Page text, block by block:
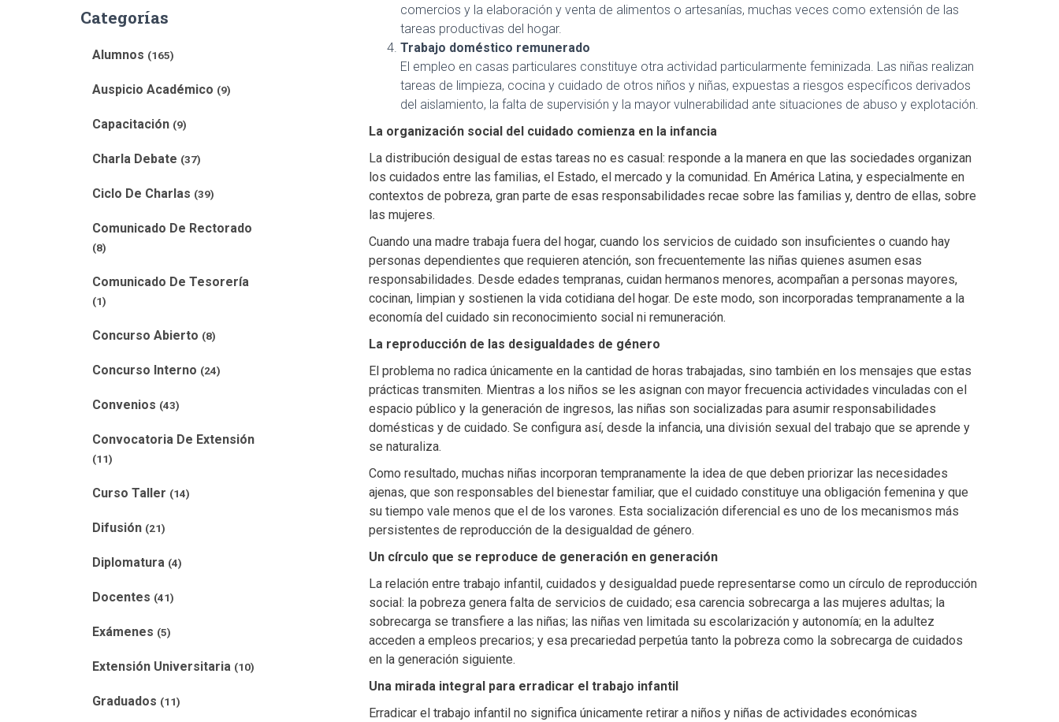
Categorías
Alumnos (165)
Auspicio Académico (9)
Capacitación (9)
Charla Debate (37)
Ciclo De Charlas (39)
Comunicado De Rectorado
(8)
Comunicado De Tesorería
(1)
Concurso Abierto (8)
Concurso Interno (24)
Convenios (43)
Convocatoria De Extensión
(11)
Curso Taller (14)
Difusión (21)
Diplomatura (4)
Docentes (41)
Exámenes (5)
Extensión Universitaria (10)
Graduados (11)
comercios y la elaboración y venta de alimentos o artesanías, muchas veces como extensión de las
tareas productivas del hogar.
Trabajo doméstico remunerado
El empleo en casas particulares constituye otra actividad particularmente feminizada. Las niñas realizan
tareas de limpieza, cocina y cuidado de otros niños y niñas, expuestas a riesgos específicos derivados
del aislamiento, la falta de supervisión y la mayor vulnerabilidad ante situaciones de abuso y explotación.
La organización social del cuidado comienza en la infancia
La distribución desigual de estas tareas no es casual: responde a la manera en que las sociedades organizan
los cuidados entre las familias, el Estado, el mercado y la comunidad. En América Latina, y especialmente en
contextos de pobreza, gran parte de esas responsabilidades recae sobre las familias y, dentro de ellas, sobre
las mujeres.
Cuando una madre trabaja fuera del hogar, cuando los servicios de cuidado son insuficientes o cuando hay
personas dependientes que requieren atención, son frecuentemente las niñas quienes asumen esas
responsabilidades. Desde edades tempranas, cuidan hermanos menores, acompañan a personas mayores,
cocinan, limpian y sostienen la vida cotidiana del hogar. De este modo, son incorporadas tempranamente a la
economía del cuidado sin reconocimiento social ni remuneración.
La reproducción de las desigualdades de género
El problema no radica únicamente en la cantidad de horas trabajadas, sino también en los mensajes que estas
prácticas transmiten. Mientras a los niños se les asignan con mayor frecuencia actividades vinculadas con el
espacio público y la generación de ingresos, las niñas son socializadas para asumir responsabilidades
domésticas y de cuidado. Se configura así, desde la infancia, una división sexual del trabajo que se aprende y
se naturaliza.
Como resultado, muchas niñas incorporan tempranamente la idea de que deben priorizar las necesidades
ajenas, que son responsables del bienestar familiar, que el cuidado constituye una obligación femenina y que
su tiempo vale menos que el de los varones. Esta socialización diferencial es uno de los mecanismos más
persistentes de reproducción de la desigualdad de género.
Un círculo que se reproduce de generación en generación
La relación entre trabajo infantil, cuidados y desigualdad puede representarse como un círculo de reproducción
social: la pobreza genera falta de servicios de cuidado; esa carencia sobrecarga a las mujeres adultas; la
sobrecarga se transfiere a las niñas; las niñas ven limitada su escolarización y autonomía; en la adultez
acceden a empleos precarios; y esa precariedad perpetúa tanto la pobreza como la sobrecarga de cuidados
en la generación siguiente.
Una mirada integral para erradicar el trabajo infantil
Erradicar el trabajo infantil no significa únicamente retirar a niños y niñas de actividades económicas